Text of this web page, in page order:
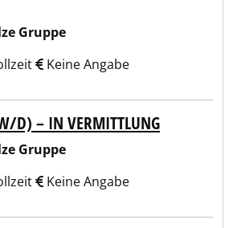
Gruppe
Keine Angabe
D) – IN VERMITTLUNG
Gruppe
Keine Angabe